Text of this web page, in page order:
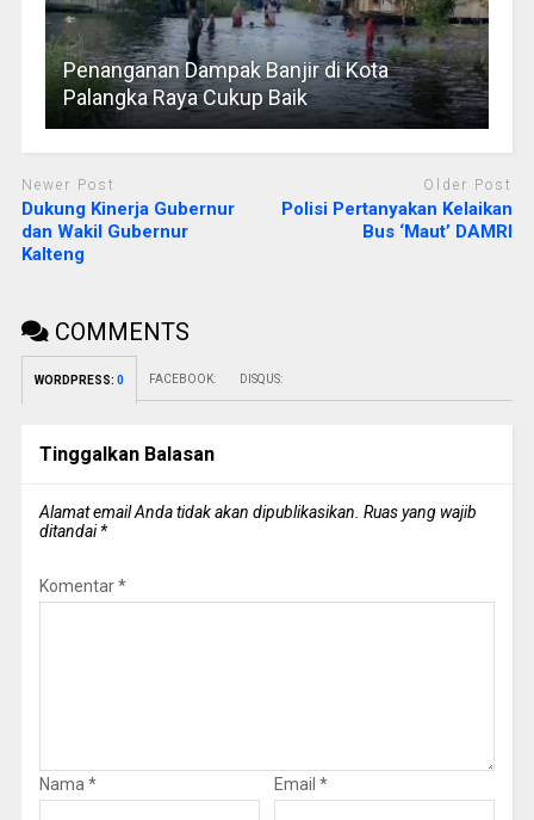
Penanganan Dampak Banjir di Kota
Palangka Raya Cukup Baik
Newer Post
Dukung Kinerja Gubernur
dan Wakil Gubernur
Kalteng
Older Post
Polisi Pertanyakan Kelaikan
Bus ‘Maut’ DAMRI
COMMENTS
WORDPRESS: 0 FACEBOOK: DISQUS:
Tinggalkan Balasan
Alamat email Anda tidak akan dipublikasikan. Ruas yang wajib
ditandai*
Komentar*
Nama * Email *